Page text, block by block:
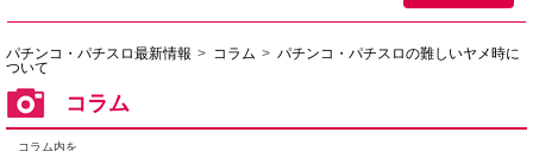
パチンコ・パチスロ最新情報 コラム
パチンコ・パチスロの難しいヤメ時に
ついて
コラム
コラム内を